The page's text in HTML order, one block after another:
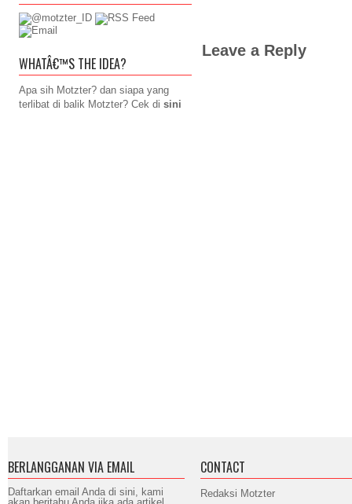
Leave a Reply
WHATÂ€™S THE IDEA?
Apa sih Motzter? dan siapa yang
terlibat di balik Motzter? Cek di sini
BERLANGGANAN VIA EMAIL
Daftarkan email Anda di sini, kami
CONTACT
Redaksi Motzter